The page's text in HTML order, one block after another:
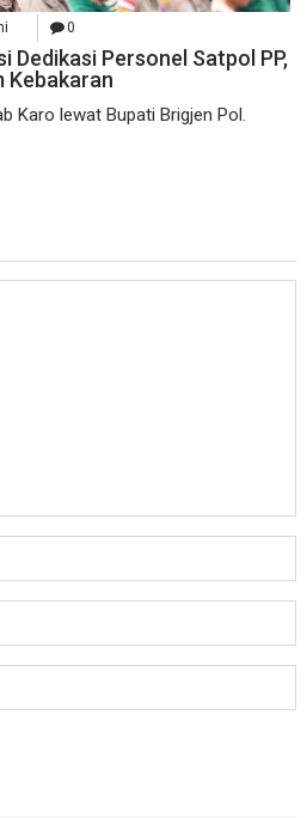
0
Dedikasi Personel Satpol PP,
Kebakaran
Karo lewat Bupati Brigjen Pol.